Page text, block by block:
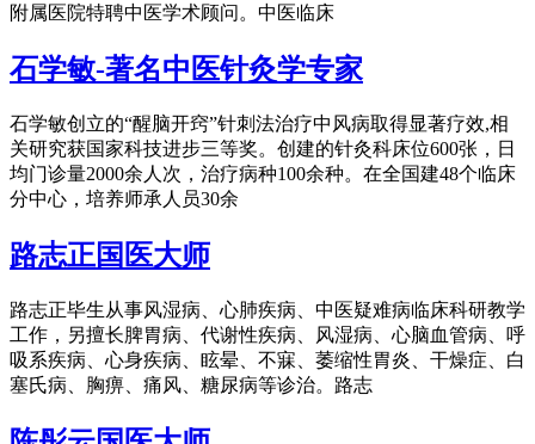
附属医院特聘中医学术顾问。中医临床
石学敏-著名中医针灸学专家
石学敏创立的“醒脑开窍”针刺法治疗中风病取得显著疗效,相
关研究获国家科技进步三等奖。创建的针灸科床位600张，日
均门诊量2000余人次，治疗病种100余种。在全国建48个临床
分中心，培养师承人员30余
路志正国医大师
路志正毕生从事风湿病、心肺疾病、中医疑难病临床科研教学
工作，另擅长脾胃病、代谢性疾病、风湿病、心脑血管病、呼
吸系疾病、心身疾病、眩晕、不寐、萎缩性胃炎、干燥症、白
塞氏病、胸痹、痛风、糖尿病等诊治。路志